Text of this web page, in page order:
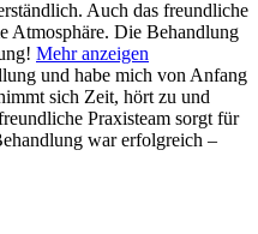
Auch das freundliche
Atmosphäre. Die Behandlung
Mehr anzeigen
und habe mich von Anfang
sich Zeit, hört zu und
Praxisteam sorgt für
war erfolgreich –